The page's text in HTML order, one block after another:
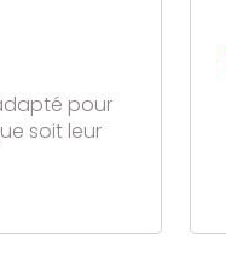
pour
soit leur